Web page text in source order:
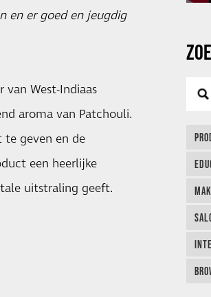
en er goed en jeugdig
West-Indiaas
aroma van Patchouli.
te geven en de
een heerlijke
uitstraling geeft.